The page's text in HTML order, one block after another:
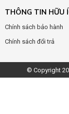
THÔNG TIN HỮU
Chính sách bảo hành
Chính sách đổi trả
© Copyright